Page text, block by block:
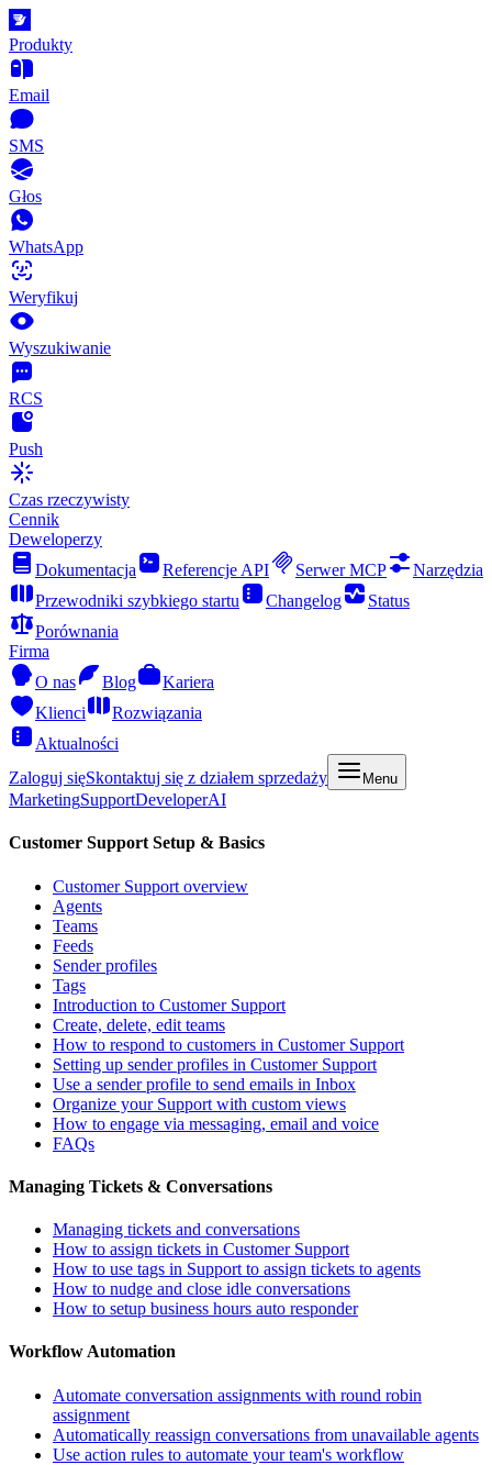
Produkty
Email
SMS
Głos
WhatsApp
Weryfikuj
Wyszukiwanie
RCS
Push
Czas rzeczywisty
Cennik
Deweloperzy
Dokumentacja
Referencje API Serwer MCP
Narzędzia
Przewodniki szybkiego startu
Changelog
Status
Porównania
Firma
O nas
Blog
Kariera
Klienci
Rozwiązania
Aktualności
Zaloguj sięSkontaktuj się z działem sprzedaży Menu
MarketingSupportDeveloperAI
Customer Support Setup & Basics
Customer Support overview
Agents
Teams
Feeds
Sender profiles
Tags
Introduction to Customer Support
Create, delete, edit teams
How to respond to customers in Customer Support
Setting up sender profiles in Customer Support
Use a sender profile to send emails in Inbox
Organize your Support with custom views
How to engage via messaging, email and voice
FAQs
Managing Tickets & Conversations
Managing tickets and conversations
How to assign tickets in Customer Support
How to use tags in Support to assign tickets to agents
How to nudge and close idle conversations
How to setup business hours auto responder
Workflow Automation
Automate conversation assignments with round robin
assignment
Automatically reassign conversations from unavailable agents
Use action rules to automate your team's workflow